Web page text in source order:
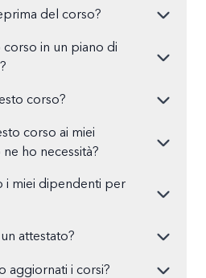
del corso?
corso in un piano di
corso?
corso ai miei
ho necessità?
i miei dipendenti per
attestato?
aggiornati i corsi?